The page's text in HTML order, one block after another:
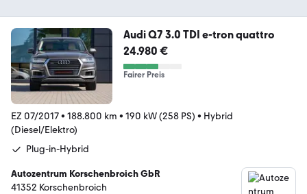
Audi Q7 3.0 TDI e-tron quattro
24.980 €
Fairer Preis
EZ 07/2017• 188.800 km • 190 kW (258 PS) • Hybrid
(Diesel/Elektro)
Plug-in-Hybrid
Autozentrum Korschenbroich GbR
41352 Korschenbroich